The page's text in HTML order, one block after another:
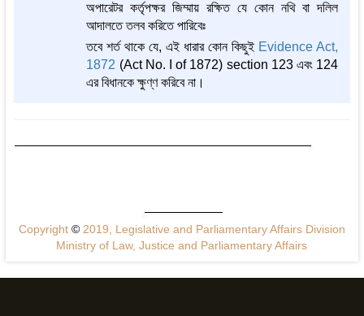
অপারেটর কর্তৃপক্ষর জিম্মায় রক্ষিত যে কোন নথি বা দলিল
আদালতে তলব করিতে পারিবেঃ
তবে শর্ত থাকে যে, এই ধারার কোন কিছুই Evidence Act,
1872 (Act No. I of 1872) section 123 এবং 124
এর বিধানকে ক্ষুণ্ণ করিবে না।
Copyright ©2019, Legislative and Parliamentary Affairs Division
Ministry of Law, Justice and Parliamentary Affairs